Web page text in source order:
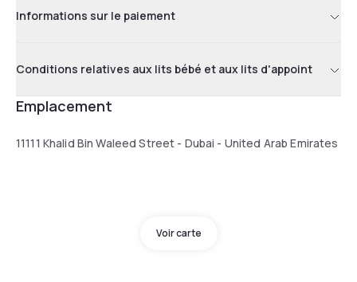
Informations sur le paiement
Conditions relatives aux lits bébé et aux lits d'appoint
Emplacement
11111 Khalid Bin Waleed Street - Dubai - United Arab Emirates
Voir carte